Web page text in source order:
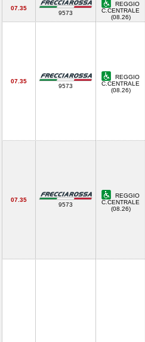
07.35
9573
REGGIO
C.CENTRALE
(08.26)
07.35
9573
REGGIO
C.CENTRALE
(08.26)
07.35
9573
REGGIO
C.CENTRALE
(08.26)